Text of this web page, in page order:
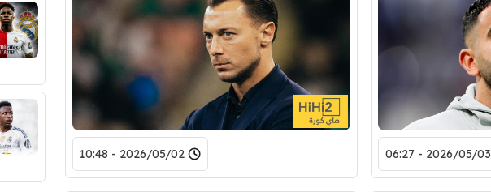
2026/05/03 - 06:27
2026/05/02 - 10:48